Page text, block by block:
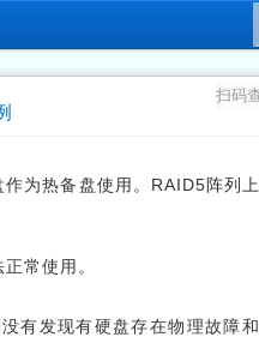
扫码
为热备盘使用。RAID5阵列
常使用。
有发现有硬盘存在物理故障